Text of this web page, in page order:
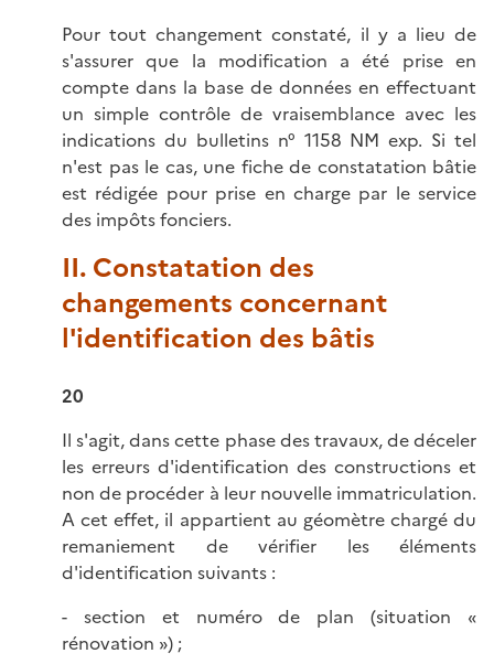
Pour tout changement constaté, il y a lieu de
s'assurer que la modification a été prise en
compte dans la base de données en effectuant
un simple contrôle de vraisemblance avec les
indications du bulletins n° 1158 NM exp. Si tel
n'est pas le cas, une fiche de constatation bâtie
est rédigée pour prise en charge par le service
des impôts fonciers.
II. Constatation des
changements concernant
l'identification des bâtis
20
Il s'agit, dans cette phase des travaux, de déceler
les erreurs d'identification des constructions et
non de procéder à leur nouvelle immatriculation.
A cet effet, il appartient au géomètre chargé du
remaniement de vérifier les éléments
d'identification suivants :
- section et numéro de plan (situation «
rénovation ») ;